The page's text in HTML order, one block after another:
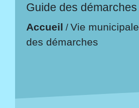
Guide des démarches
Accueil /Vie municipale
des démarches